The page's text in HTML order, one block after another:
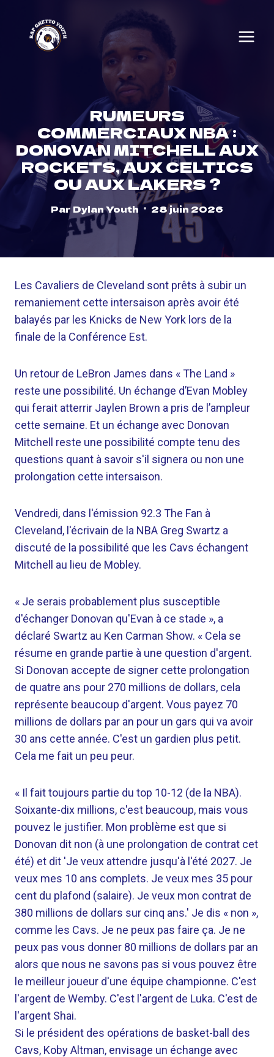
content
RUMEURS
COMMERCIAUX NBA :
DONOVAN MITCHELL AUX
ROCKETS, AUX CELTICS
OU AUX LAKERS ?
Par Dylan Youth 28 juin 2026
Les Cavaliers de Cleveland sont prêts à subir un
remaniement cette intersaison après avoir été
balayés par les Knicks de New York lors de la
finale de la Conférence Est.
Un retour de LeBron James dans « The Land »
reste une possibilité. Un échange d’Evan Mobley
qui ferait atterrir Jaylen Brown a pris de l’ampleur
cette semaine. Et un échange avec Donovan
Mitchell reste une possibilité compte tenu des
questions quant à savoir s'il signera ou non une
prolongation cette intersaison.
Vendredi, dans l'émission 92.3 The Fan à
Cleveland, l'écrivain de la NBA Greg Swartz a
discuté de la possibilité que les Cavs échangent
Mitchell au lieu de Mobley.
« Je serais probablement plus susceptible
d'échanger Donovan qu'Evan à ce stade », a
déclaré Swartz au Ken Carman Show. « Cela se
résume en grande partie à une question d'argent.
Si Donovan accepte de signer cette prolongation
de quatre ans pour 270 millions de dollars, cela
représente beaucoup d'argent. Vous payez 70
millions de dollars par an pour un gars qui va avoir
30 ans cette année. C'est un gardien plus petit.
Cela me fait un peu peur.
« Il fait toujours partie du top 10-12 (de la NBA).
Soixante-dix millions, c'est beaucoup, mais vous
pouvez le justifier. Mon problème est que si
Donovan dit non (à une prolongation de contrat cet
été) et dit 'Je veux attendre jusqu'à l'été 2027. Je
veux mes 10 ans complets. Je veux mes 35 pour
cent du plafond (salaire). Je veux mon contrat de
380 millions de dollars sur cinq ans.' Je dis « non »,
comme les Cavs. Je ne peux pas faire ça. Je ne
peux pas vous donner 80 millions de dollars par an
alors que nous ne savons pas si vous pouvez être
le meilleur joueur d'une équipe championne. C'est
l'argent de Wemby. C'est l'argent de Luka. C'est de
l'argent Shai.
Si le président des opérations de basket-ball des
Cavs, Koby Altman, envisage un échange avec